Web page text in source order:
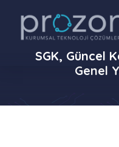
SGK, Güncel
Genel